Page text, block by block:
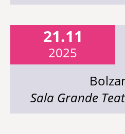
21.11
2025
Sala Grande